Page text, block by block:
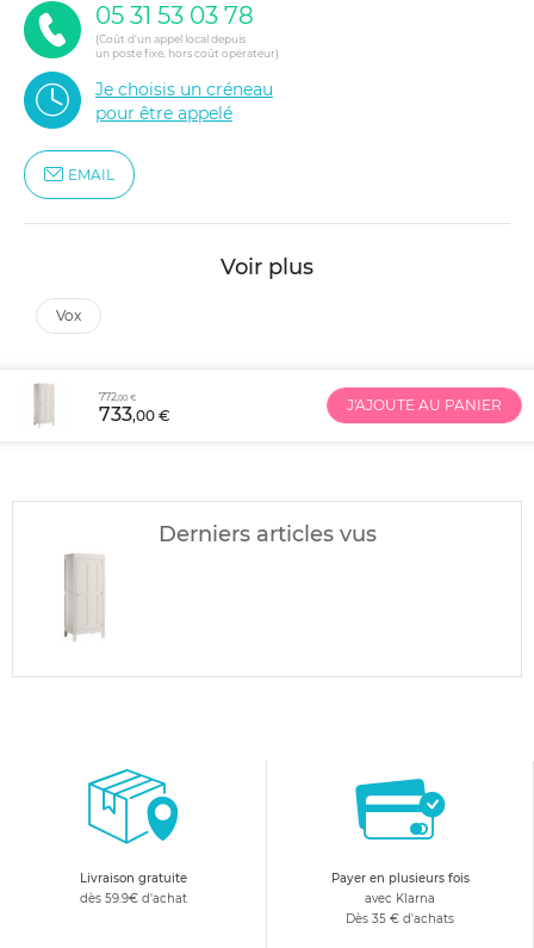
05 31 53 03 78
(Coût d'un appel local depuis
un poste fixe, hors coût opérateur)
Je choisis un créneau
pour être appelé
EMAIL
Voir plus
vox
772,00 €
733,00 €
J'AJOUTE AU PANIER
Derniers articles vus
Livraison gratuite
dès 59.9€ d'achat
Payer en plusieurs fois
avec Klarna
Dès 35 € d'achats